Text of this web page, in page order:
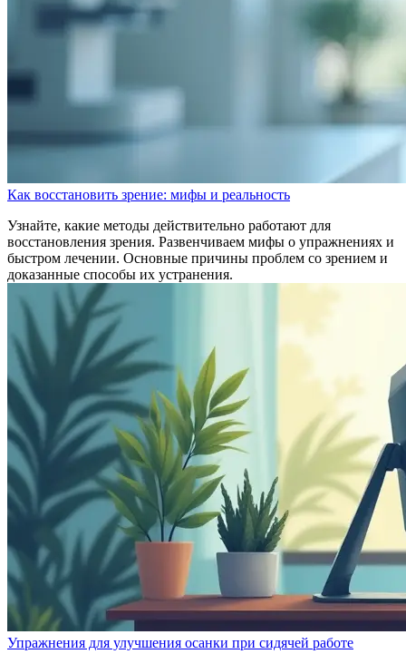
Как восстановить зрение: мифы и реальность
Узнайте, какие методы действительно работают для
восстановления зрения. Развенчиваем мифы о упражнениях и
быстром лечении. Основные причины проблем со зрением и
доказанные способы их устранения.
Упражнения для улучшения осанки при сидячей работе